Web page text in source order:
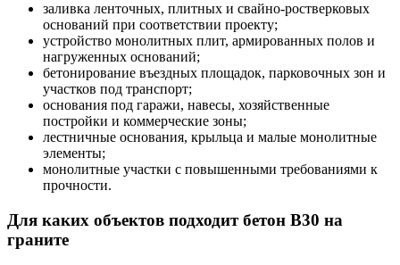
заливка ленточных, плитных и свайно-ростверковых
оснований при соответствии проекту;
устройство монолитных плит, армированных полов и
нагруженных оснований;
бетонирование въездных площадок, парковочных зон и
участков под транспорт;
основания под гаражи, навесы, хозяйственные
постройки и коммерческие зоны;
лестничные основания, крыльца и малые монолитные
элементы;
монолитные участки с повышенными требованиями к
прочности.
Для каких объектов подходит бетон В30 на
граните